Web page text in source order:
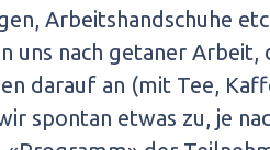
Arbeitshandschuhe
uns nach getaner Arbeit,
darauf an (mit Tee,
spontan etwas zu, je